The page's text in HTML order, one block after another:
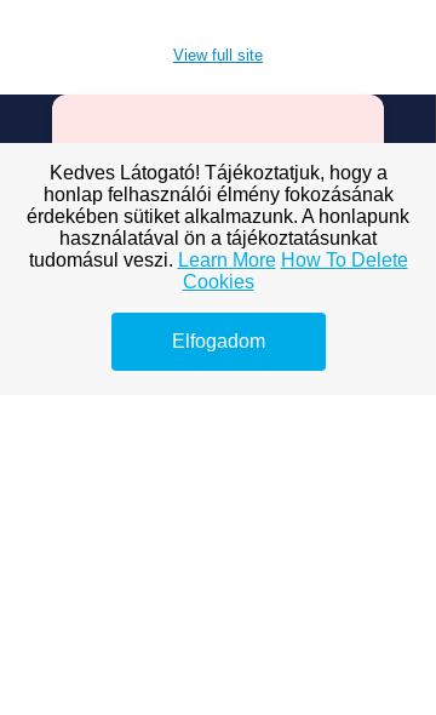
View full site
Premium Link-
Building
Services
Explore premium link-building
options to boost your online
visibility.
Kedves Látogató! Tájékoztatjuk, hogy a
honlap felhasználói élmény fokozásának
érdekében sütiket alkalmazunk. A honlapunk
használatával ön a tájékoztatásunkat
tudomásul veszi. Learn More How To Delete
Cookies
Elfogadom